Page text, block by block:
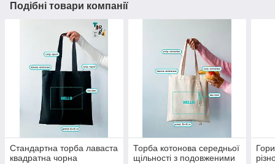
Подібні товари компанії
Стандартна торба лаваста
квадратна чорна
Торба котонова середньої
щільності з подовженими